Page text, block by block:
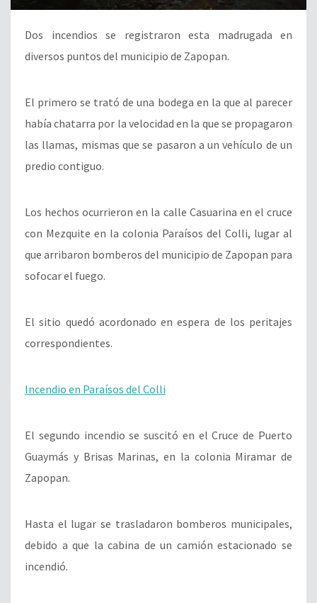
Dos incendios se registraron esta madrugada en
diversos puntos del municipio de Zapopan.
El primero se trató de una bodega en la que al parecer
había chatarra por la velocidad en la que se propagaron
las llamas, mismas que se pasaron a un vehículo de un
predio contiguo.
Los hechos ocurrieron en la calle Casuarina en el cruce
con Mezquite en la colonia Paraísos del Colli, lugar al
que arribaron bomberos del municipio de Zapopan para
sofocar el fuego.
El sitio quedó acordonado en espera de los peritajes
correspondientes.
Incendio en Paraísos del Colli
El segundo incendio se suscitó en el Cruce de Puerto
Guaymás y Brisas Marinas, en la colonia Miramar de
Zapopan.
Hasta el lugar se trasladaron bomberos municipales,
debido a que la cabina de un camión estacionado se
incendió.